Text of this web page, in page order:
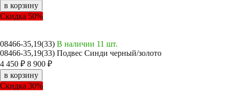
в корзину
Скидка 50%
08466-35,19(33) В наличии 11 шт.
08466-35,19(33) Подвес Синди черный/золото
4 450 ₽ 8 900 ₽
в корзину
Скидка 30%